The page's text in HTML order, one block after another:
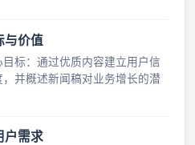
与价值
标：通过优质内容建立用户信
并概述新闻稿对业务增长的潜
户需求